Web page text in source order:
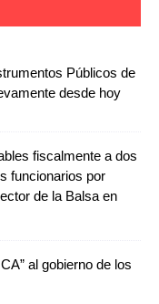
Públicos de
desde hoy
fiscalmente a dos
funcionarios por
de la Balsa en
al gobierno de los